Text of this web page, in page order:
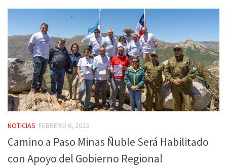
NOTICIAS FEBRERO 6, 2023
Camino a Paso Minas Ñuble Será Habilitado
con Apoyo del Gobierno Regional